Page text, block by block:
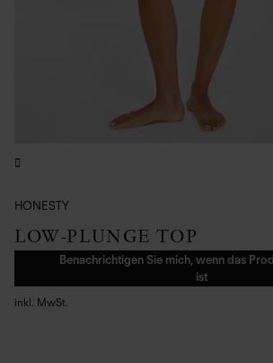
HONESTY
LOW-PLUNGE TOP
Benachrichtigen Sie mich, wenn das
ist
inkl. MwSt.